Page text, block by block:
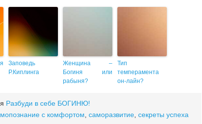
Заповедь
Р.Киплинга
Женщина –
Богиня или
рабыня?
Тип
темперамента
он-лайн?
Разбуди в себе БОГИНЮ!
с комфортом, саморазвитие, секреты успеха